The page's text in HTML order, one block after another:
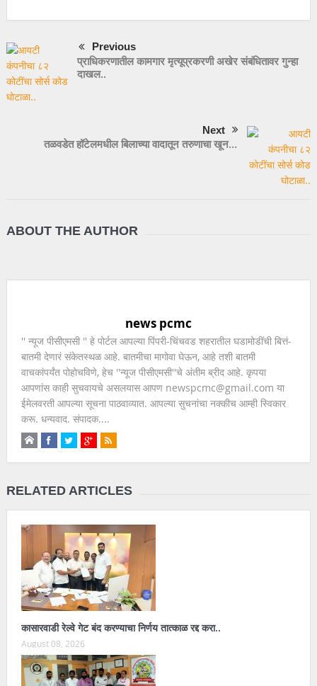
Previous
प्राधिकरणातील कामगार मृत्यूप्रकरणी अखेर संबंधितावर गुन्हा
दाखल..
Next
तळवडेत हॉटेलमधील बिलाच्या वादातून तरुणाचा खून…
ABOUT THE AUTHOR
news pcmc
'' न्यूज पीसीएमसी '' हे पोर्टल आपल्या पिंपरी-चिंचवड शहरातील घडामोडींची बित्तं-
बातमी देणारं संकेतस्थळ आहे. बातमीचा मागोवा घेऊन, आहे तशी बातमी
वाचकांपर्यंत पोहोचविणे, हेच ''न्यूज पीसीएमसी''चे अंतीम ब्रीद आहे. कृपया
आपणांस काही सुचवायचे असलयास आपण newspcmc@gmail.com या
ईमेलवरती आपल्या सूचना पाठवाव्यात. आपल्या सुचनांचा नक्कीच आम्ही स्विकार
करू. धन्यवाद. संपादक....
RELATED ARTICLES
कासारवाडी रेल्वे गेट बंद करण्याचा निर्णय तात्काळ रद्द करा..
August 08, 2026